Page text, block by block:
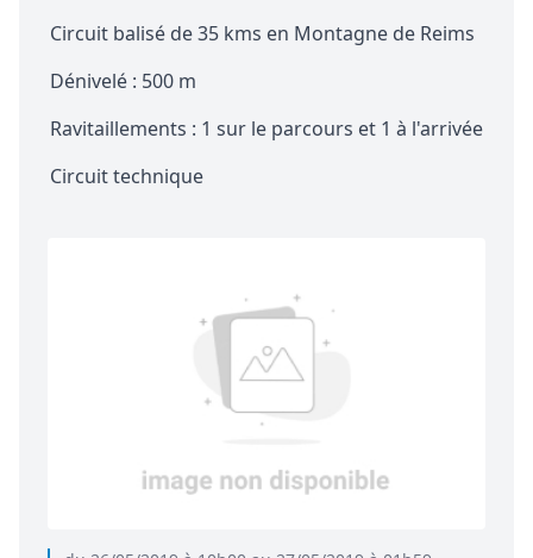
Circuit balisé de 35 kms en Montagne de Reims
Dénivelé : 500 m
Ravitaillements : 1 sur le parcours et 1 à l'arrivée
Circuit technique